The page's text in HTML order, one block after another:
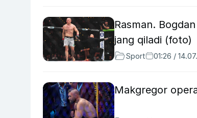
Rasman.
jang qiladi (foto)
Sport 01:26 /
Makgregor